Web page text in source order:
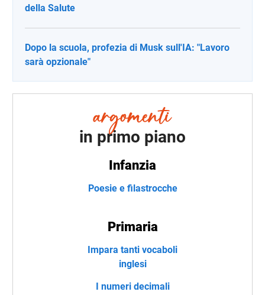
della Salute
Dopo la scuola, profezia di Musk sull'IA: "Lavoro
sarà opzionale"
in primo piano
Infanzia
Poesie e filastrocche
Primaria
Impara tanti vocaboli
inglesi
I numeri decimali